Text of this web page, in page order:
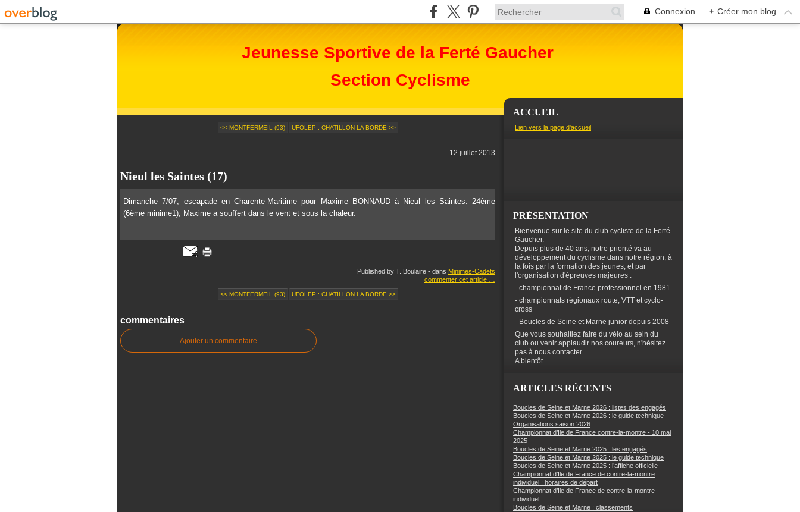
Connexion + Créer mon blog
Jeunesse Sportive de la Ferté Gaucher
Section Cyclisme
<< MONTFERMEIL (93) UFOLEP : CHATILLON LA BORDE >>
12 juillet 2013
Nieul les Saintes (17)
Dimanche 7/07, escapade en Charente-Maritime pour Maxime BONNAUD à Nieul les Saintes. 24ème
(6ème minime1), Maxime a souffert dans le vent et sous la chaleur.
Published by T. Boulaire - dans Minimes-Cadets
commenter cet article
<< MONTFERMEIL (93) UFOLEP : CHATILLON LA BORDE >>
commentaires
Ajouter un commentaire
ACCUEIL
Lien vers la page d'accueil
PRÉSENTATION
Bienvenue sur le site du club cycliste de la Ferté
Gaucher.
Depuis plus de 40 ans, notre priorité va au
développement du cyclisme dans notre région, à
la fois par la formation des jeunes, et par
l'organisation d'épreuves majeures :
- championnat de France professionnel en 1981
- championnats régionaux route, VTT et cyclo-
cross
- Boucles de Seine et Marne junior depuis 2008
Que vous souhaitiez faire du vélo au sein du
club ou venir applaudir nos coureurs, n'hésitez
pas à nous contacter.
A bientôt.
ARTICLES RÉCENTS
Boucles de Seine et Marne 2026 : listes des engagés
Boucles de Seine et Marne 2026 : le guide technique
Organisations saison 2026
Championnat d’Ile de France contre-la-montre - 10 mai
2025
Boucles de Seine et Marne 2025 : les engagés
Boucles de Seine et Marne 2025 : le guide technique
Boucles de Seine et Marne 2025 : l’affiche officielle
Championnat d’Ile de France de contre-la-montre
individuel : horaires de départ
Championnat d’Ile de France de contre-la-montre
individuel
Boucles de Seine et Marne : classements